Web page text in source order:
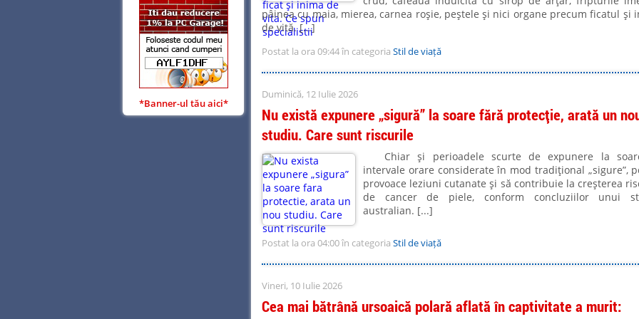
*Banner-ul tău aici*
pâinea cu maia, mierea, carnea roşie, peştele şi nici organe precum ficatul şi
de vită. [...]
Postat la ora 09:44 în categoria Stil de viață
Duminică, 12 Iulie 2026
Nu există expunere „sigură” la soare fără protecție, arată un
studiu. Care sunt riscurile
Chiar şi perioadele scurte de expunere la
intervale orare considerate în mod tradiţional „sigure”,
provoace leziuni cutanate şi să contribuie la creşterea
de cancer de piele, conform concluziilor unui
australian. [...]
Postat la ora 04:00 în categoria Stil de viață
Vineri, 10 Iulie 2026
Cea mai bătrână ursoaică polară aflată în captivitate a murit: